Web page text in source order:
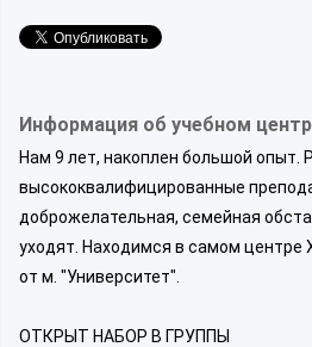
Информация об учебном
Нам 9 лет, накоплен большой опыт.
высококвалифицированные
доброжелательная, семейная
уходят. Находимся в самом центре
от м. "Университет".
ОТКРЫТ НАБОР В ГРУППЫ